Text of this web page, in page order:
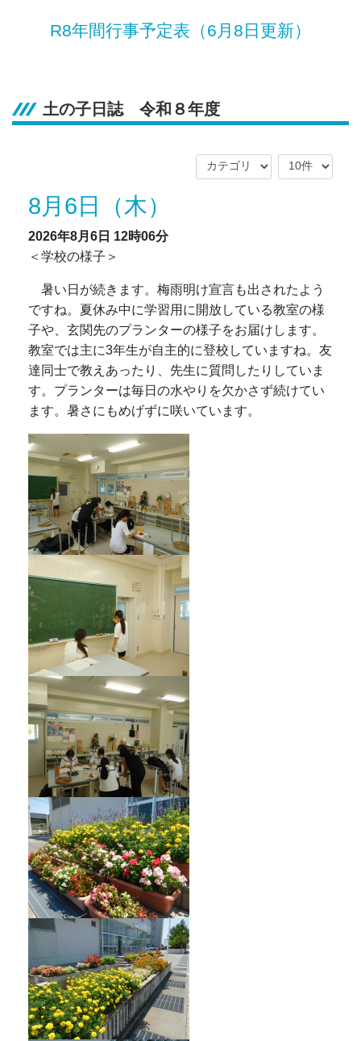
R8年間行事予定表（6月8日更新）
土の子日誌 令和８年度
8月6日（木）
2026年8月6日 12時06分
＜学校の様子＞
暑い日が続きます。梅雨明け宣言も出されたよう
ですね。夏休み中に学習用に開放している教室の様
子や、玄関先のプランターの様子をお届けします。
教室では主に3年生が自主的に登校していますね。友
達同士で教えあったり、先生に質問したりしていま
す。プランターは毎日の水やりを欠かさず続けてい
ます。暑さにもめげずに咲いています。